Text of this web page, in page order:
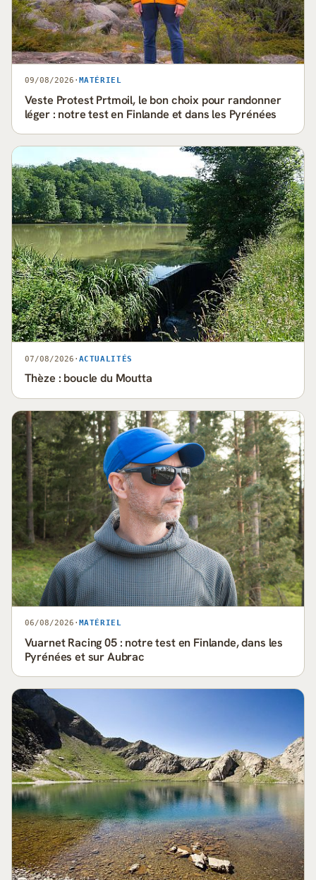
09/08/2026 · MATÉRIEL
Veste Protest Prtmoil, le bon choix pour randonner
léger : notre test en Finlande et dans les Pyrénées
07/08/2026 · ACTUALITÉS
Thèze : boucle du Moutta
06/08/2026 · MATÉRIEL
Vuarnet Racing 05 : notre test en Finlande, dans les
Pyrénées et sur Aubrac